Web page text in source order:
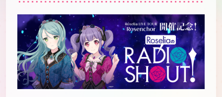
Schedule About
Goods